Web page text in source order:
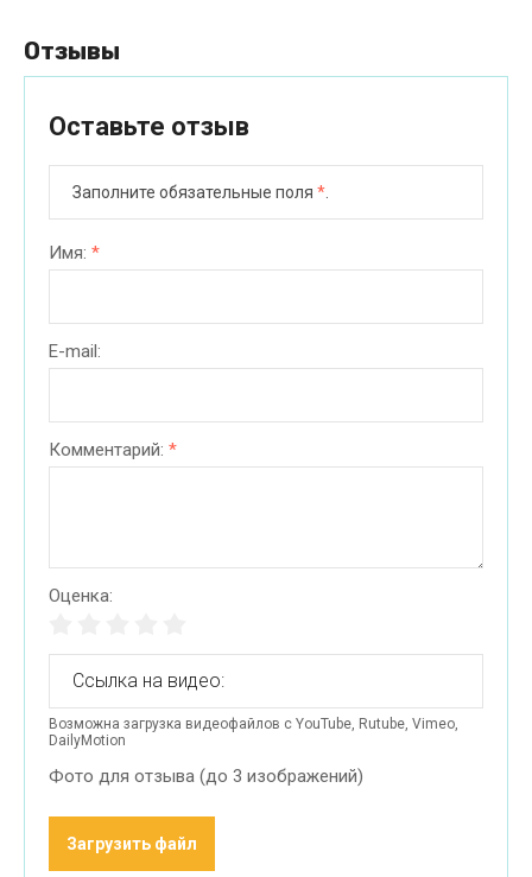
Отзывы
Оставьте отзыв
Заполните обязательные поля *
Имя: *
E-mail:
Комментарий: *
Оценка:
Возможна загрузка видеофайлов с YouTube, Rutube, Vimeo,
DailyMotion
Фото для отзыва (до 3 изображений)
Загрузить файл